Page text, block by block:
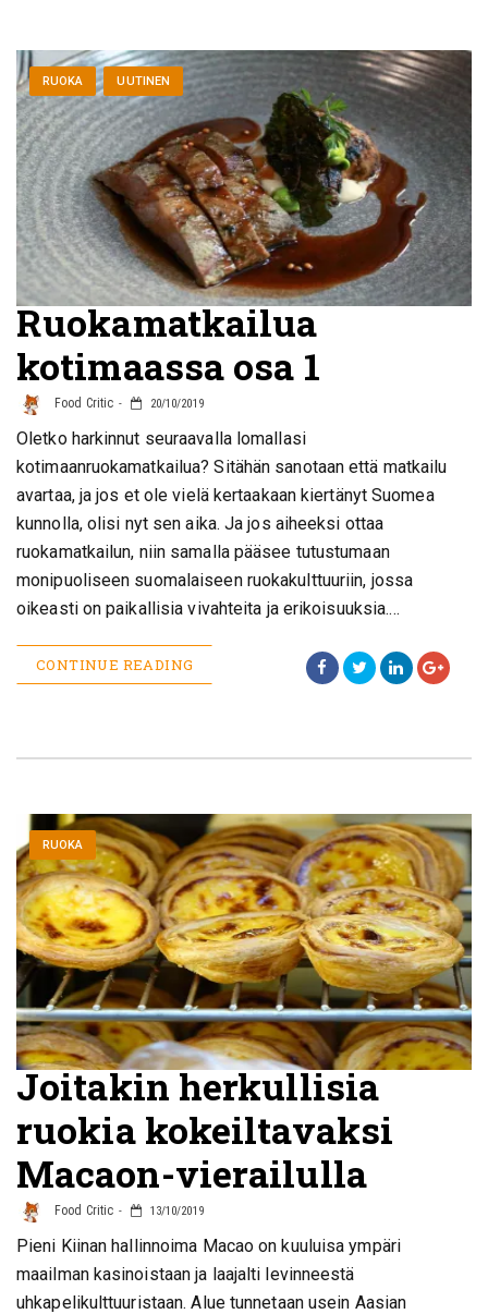
RUOKA UUTINEN
Ruokamatkailua
kotimaassa osa 1
Food Critic 20/10/2019
Oletko harkinnut seuraavalla lomallasi
kotimaanruokamatkailua? Sitähän sanotaan että matkailu
avartaa, ja jos et ole vielä kertaakaan kiertänyt Suomea
kunnolla, olisi nyt sen aika. Ja jos aiheeksi ottaa
ruokamatkailun, niin samalla pääsee tutustumaan
monipuoliseen suomalaiseen ruokakulttuuriin, jossa
oikeasti on paikallisia vivahteita ja erikoisuuksia.…
CONTINUE READING
RUOKA
Joitakin herkullisia
ruokia kokeiltavaksi
Macaon-vierailulla
Food Critic 13/10/2019
Pieni Kiinan hallinnoima Macao on kuuluisa ympäri
maailman kasinoistaan ja laajalti levinneestä
uhkapelikulttuuristaan. Alue tunnetaan usein Aasian